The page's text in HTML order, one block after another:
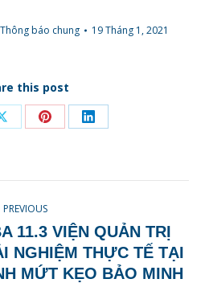
Thông báo chung 19 Tháng 1, 2021
this post
Share Share Share
PREVIOUS
Previous
post:
11.3 VIỆN QUẢN TRỊ
NGHIỆM THỰC TẾ TẠI
MỨT KẸO BẢO MINH